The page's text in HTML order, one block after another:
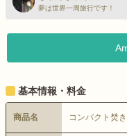
夢は世界一周旅行です！
基本情報・料金
商品名 コンパクト焚